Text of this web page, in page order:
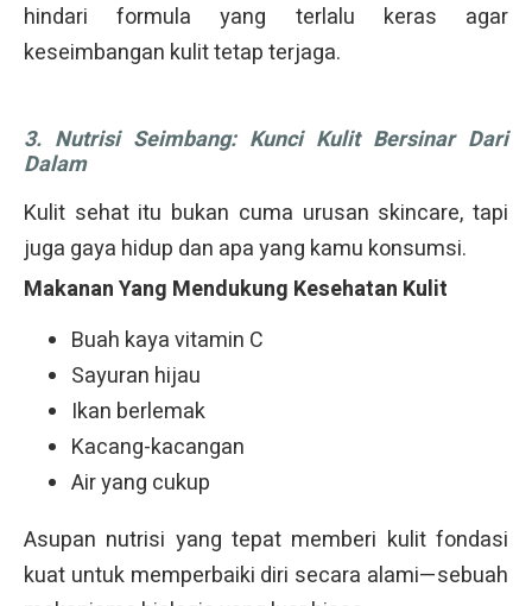
hindari formula yang terlalu keras agar
keseimbangan kulit tetap terjaga.
3. Nutrisi Seimbang: Kunci Kulit Bersinar Dari
Dalam
Kulit sehat itu bukan cuma urusan skincare, tapi
juga gaya hidup dan apa yang kamu konsumsi.
Makanan Yang Mendukung Kesehatan Kulit
Buah kaya vitamin C
Sayuran hijau
Ikan berlemak
Kacang-kacangan
Air yang cukup
Asupan nutrisi yang tepat memberi kulit fondasi
kuat untuk memperbaiki diri secara alami—sebuah